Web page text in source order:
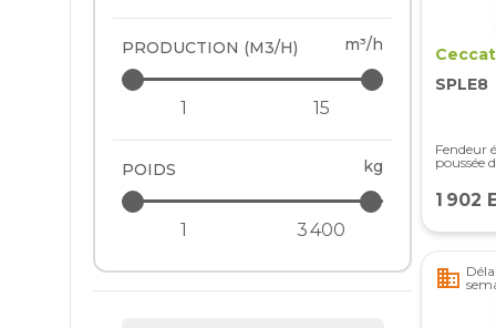
PRODUCTION (M3/H) m³/h
POIDS kg
SPLE8
Fendeur
poussée
1 902
business